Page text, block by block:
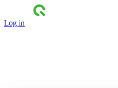
Log in